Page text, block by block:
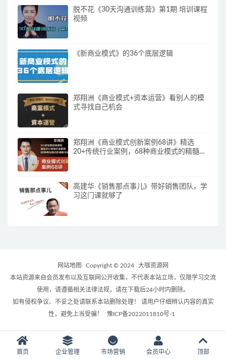
脱不花《30天沟通训练营》第1期 培训课程
视频
《新商业模式》的36个底层逻辑
郑翔洲《商业模式+资本运营》看别人的模
式寻找自己机会
郑翔洲《商业模式创新案例68讲》精选
20+传统行业案例，68种商业模式的精髓与
高建华《销售那点事儿》带好销售团队，学
习这门课就够了
网站地图 Copyright © 2024
大咖资源网
本站资源来自会员发布以及互联网公开收集，不代表本站立场，仅限学习交流
使用，请遵循相关法律法规，请在下载后24小时内删除。
如有侵权争议、不妥之处请联系本站删除处理！ 请用户仔细辨认内容的真实
性，避免上当受骗！
豫ICP备2022011810号-1
首页 企业管理 市场营销 会员中心 顶部